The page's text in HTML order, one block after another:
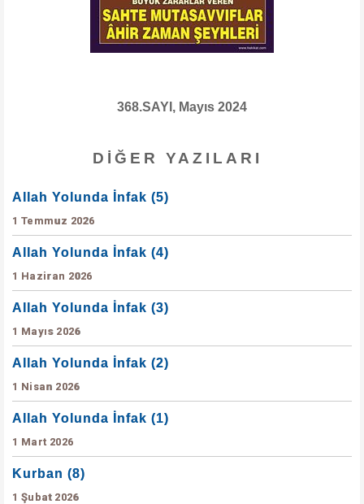
368.SAYI, Mayıs 2024
DIĞER YAZILARI
Allah Yolunda İnfak (5)
1 Temmuz 2026
Allah Yolunda İnfak (4)
1 Haziran 2026
Allah Yolunda İnfak (3)
1 Mayıs 2026
Allah Yolunda İnfak (2)
1 Nisan 2026
Allah Yolunda İnfak (1)
1 Mart 2026
Kurban (8)
1 Şubat 2026